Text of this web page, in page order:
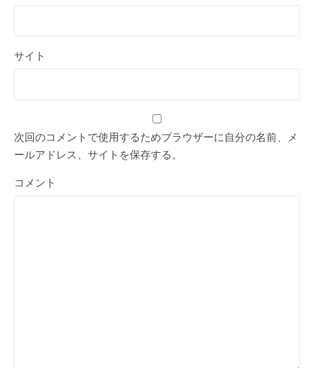
サイト
次回のコメントで使用するためブラウザーに自分の名前、メ
ールアドレス、サイトを保存する。
コメント